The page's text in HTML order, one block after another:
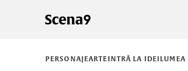
PERSONAJEARTEINTRĂ LA IDEILUMEA